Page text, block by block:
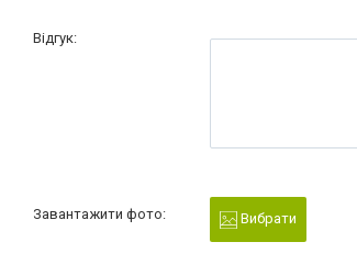
Відгук:
Завантажити фото: Вибрати